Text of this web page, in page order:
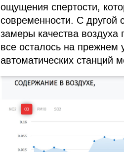
ощущения спертости,
современности. С другой
замеры качества воздуха
все осталось на
автоматических станций